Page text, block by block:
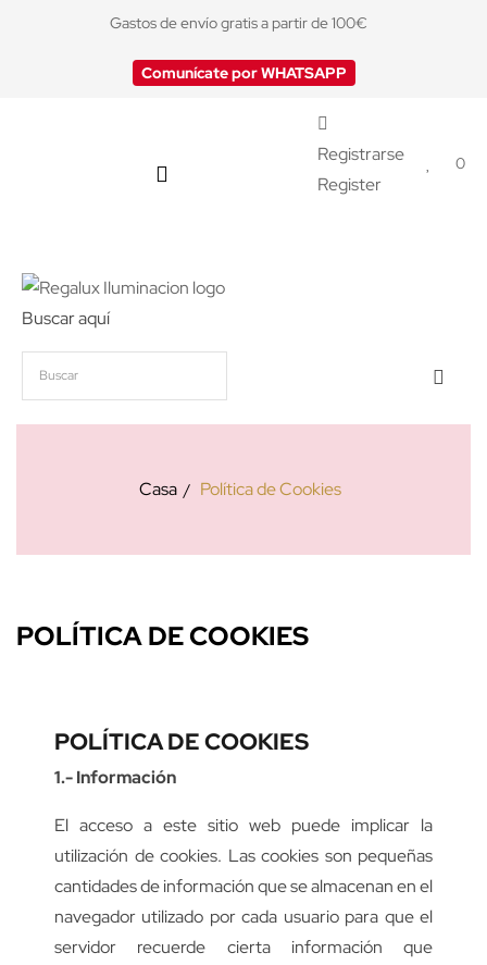
Gastos de envío gratis a partir de 100€
Comunícate por WHATSAPP
Registrarse
Register
0
Buscar aquí
Casa Política de Cookies
POLÍTICA DE COOKIES
POLÍTICA DE COOKIES
1.- Información
El acceso a este sitio web puede implicar la
utilización de cookies. Las cookies son pequeñas
cantidades de información que se almacenan en el
navegador utilizado por cada usuario para que el
servidor recuerde cierta información que